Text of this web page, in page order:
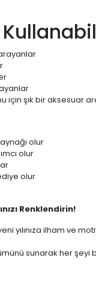
için şık bir aksesuar
olur
olur
olur
Renklendirin!
yılınıza ilham ve
sunarak her